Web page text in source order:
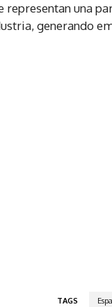
representan una
generando
TAGS